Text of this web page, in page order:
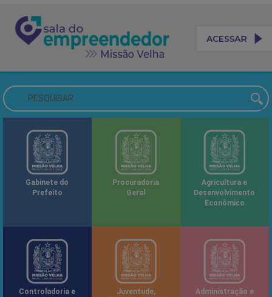
Gabinete do
Prefeito
Procuradoria
Geral
Agricultura e
Desenvolvimento
Econômico
Controladoria e
Juventude,
Administração e